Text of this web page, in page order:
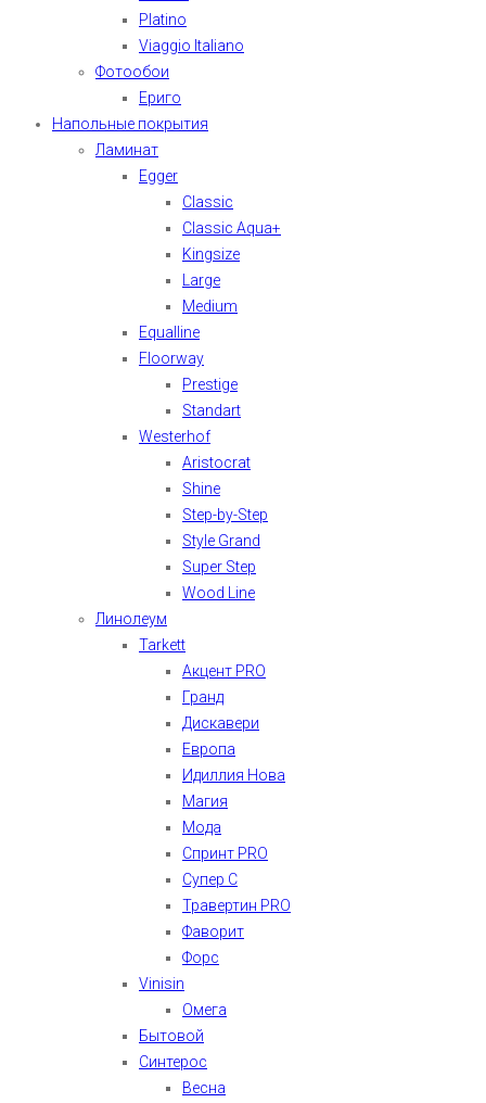
Platino
Viaggio Italiano
Фотообои
Ериго
Напольные покрытия
Ламинат
Egger
Classic
Classic Aqua+
Kingsize
Large
Medium
Equalline
Floorway
Prestige
Standart
Westerhof
Aristocrat
Shine
Step-by-Step
Style Grand
Super Step
Wood Line
Линолеум
Tarkett
Акцент PRO
Гранд
Дискавери
Европа
Идиллия Нова
Магия
Мода
Спринт PRO
Супер С
Травертин PRO
Фаворит
Форс
Vinisin
Омега
Бытовой
Синтерос
Весна